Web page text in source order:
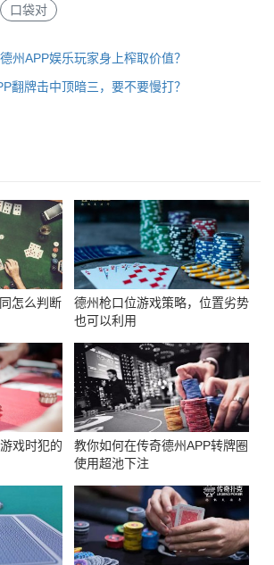
口袋对
州APP娱乐玩家身上榨取价值？
翻牌击中顶暗三，要不要慢打？
怎么判断
德州枪口位游戏策略，位置劣势
也可以利用
戏时犯的
教你如何在传奇德州APP转牌圈
使用超池下注